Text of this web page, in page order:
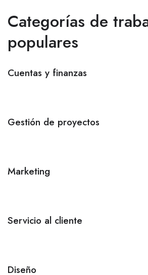
Categorías de
populares
Cuentas y finanzas
Gestión de proyectos
Marketing
Servicio al cliente
Diseño